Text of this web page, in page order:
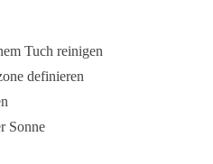
Tuch reinigen
definieren
Sonne